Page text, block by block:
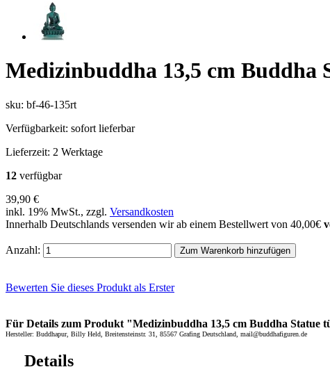
Medizinbuddha 13,5 cm Buddha
sku: bf-46-135rt
Verfügbarkeit: sofort lieferbar
Lieferzeit: 2 Werktage
12 verfügbar
39,90 €
inkl. 19% MwSt., zzgl. Versandkosten
Innerhalb Deutschlands versenden wir ab einem Bestellwert von 40,00€
Anzahl: Zum Warenkorb hinzufügen
Bewerten Sie dieses Produkt als Erster
Für Details zum Produkt "Medizinbuddha 13,5 cm Buddha Statue
Hersteller: Buddhapur, Billy Held, Breitensteinstr. 31, 85567 Grafing Deutschland, mail@buddhafiguren.de
Details